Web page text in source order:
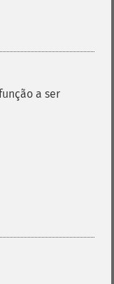
a ser